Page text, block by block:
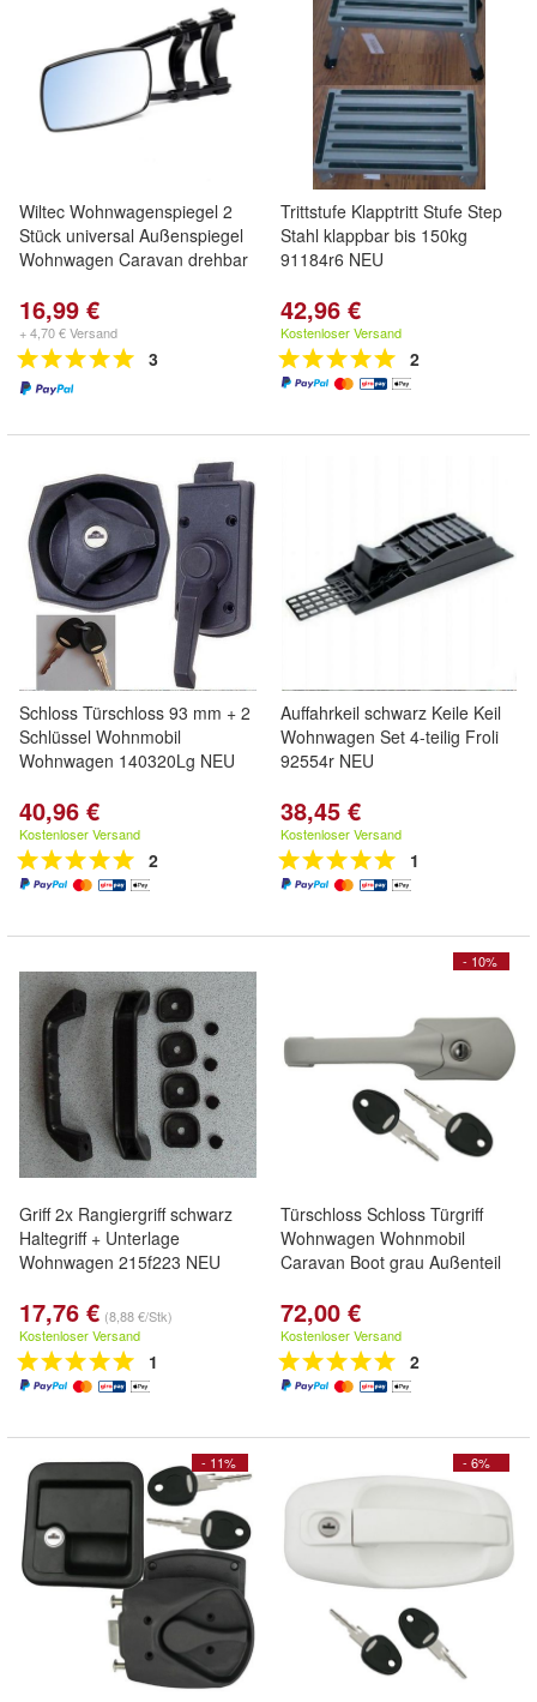
Wiltec Wohnwagenspiegel 2
Stück universal Außenspiegel
Wohnwagen Caravan drehbar
16,99 €
+ 4,70 € Versand
3
Trittstufe Klapptritt Stufe Step
Stahl klappbar bis 150kg
91184r6 NEU
42,96 €
Kostenloser Versand
2
Schloss Türschloss 93 mm + 2
Schlüssel Wohnmobil
Wohnwagen 140320Lg NEU
40,96 €
Kostenloser Versand
2
Auffahrkeil schwarz Keile Keil
Wohnwagen Set 4-teilig Froli
92554r NEU
38,45 €
Kostenloser Versand
1
Griff 2x Rangiergriff schwarz
Haltegriff + Unterlage
Wohnwagen 215f223 NEU
17,76 € (8,88 €/Stk)
Kostenloser Versand
1
- 10%
Türschloss Schloss Türgriff
Wohnwagen Wohnmobil
Caravan Boot grau Außenteil
72,00 €
Kostenloser Versand
2
- 11% - 6%